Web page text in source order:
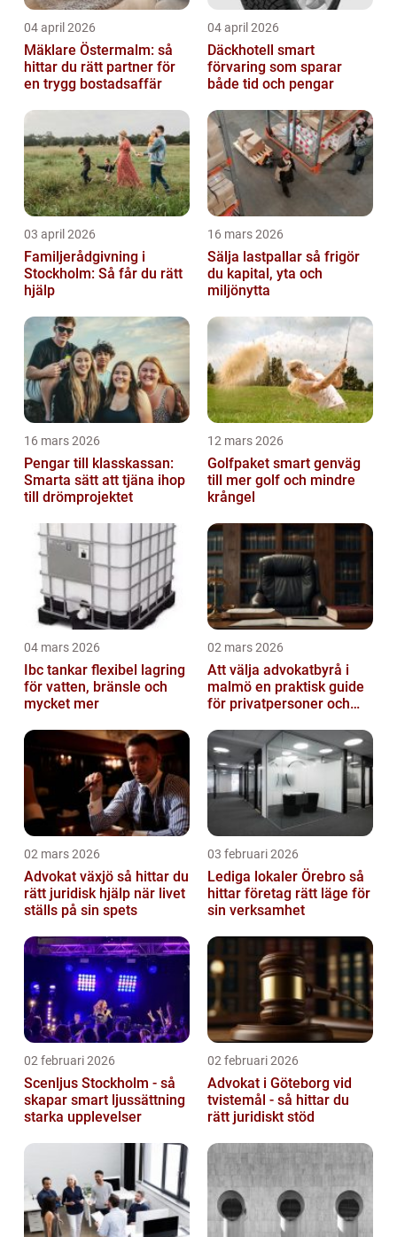
04 april 2026
Mäklare Östermalm: så
hittar du rätt partner för
en trygg bostadsaffär
04 april 2026
Däckhotell smart
förvaring som sparar
både tid och pengar
03 april 2026
Familjerådgivning i
Stockholm: Så får du rätt
hjälp
16 mars 2026
Sälja lastpallar så frigör
du kapital, yta och
miljönytta
16 mars 2026
Pengar till klasskassan:
Smarta sätt att tjäna ihop
till drömprojektet
12 mars 2026
Golfpaket smart genväg
till mer golf och mindre
krångel
04 mars 2026
Ibc tankar flexibel lagring
för vatten, bränsle och
mycket mer
02 mars 2026
Att välja advokatbyrå i
malmö en praktisk guide
för privatpersoner och
02 mars 2026
Advokat växjö så hittar du
rätt juridisk hjälp när livet
ställs på sin spets
03 februari 2026
Lediga lokaler Örebro så
hittar företag rätt läge för
sin verksamhet
02 februari 2026
Scenljus Stockholm - så
skapar smart ljussättning
starka upplevelser
02 februari 2026
Advokat i Göteborg vid
tvistemål - så hittar du
rätt juridiskt stöd